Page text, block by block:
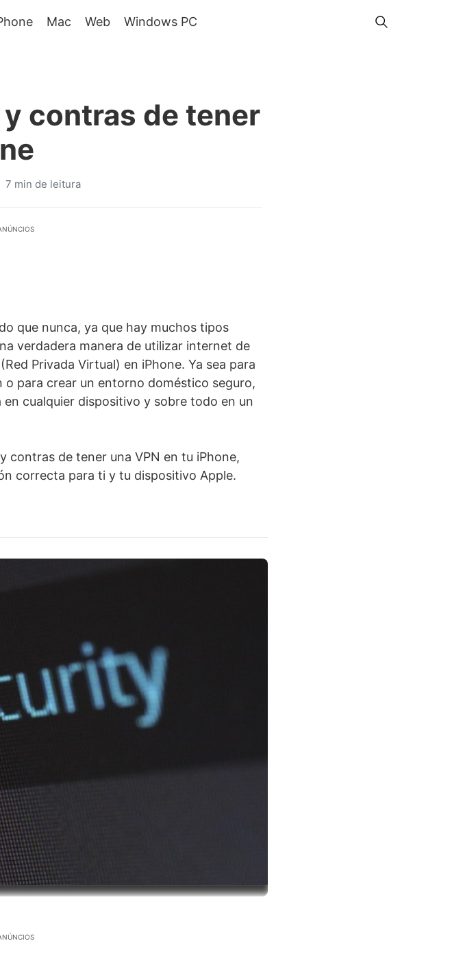
Mac Web Windows PC
contras de tener
7 min de leitura
que nunca, ya que hay muchos tipos
verdadera manera de utilizar internet de
Privada Virtual) en iPhone. Ya sea para
para crear un entorno doméstico seguro,
en cualquier dispositivo y sobre todo en un
contras de tener una VPN en tu iPhone,
correcta para ti y tu dispositivo Apple.